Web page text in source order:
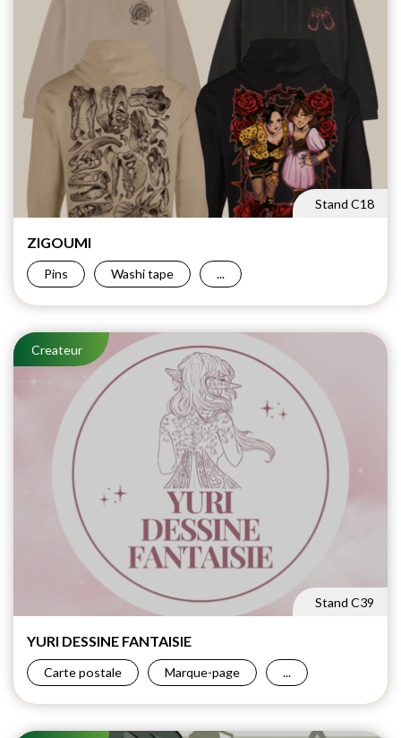
Stand C18
ZIGOUMI
Pins Washi tape ...
Stand C39
Createur
YURI DESSINE FANTAISIE
Carte postale Marque-page ...